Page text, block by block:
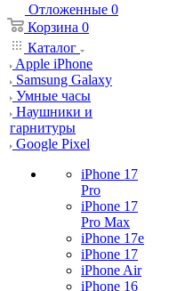
Отложенные 0
Корзина 0
Каталог
Apple iPhone
Samsung Galaxy
Умные часы
Наушники и
гарнитуры
Google Pixel
iPhone 17
Pro
iPhone 17
Pro Max
iPhone 17e
iPhone 17
iPhone Air
iPhone 16